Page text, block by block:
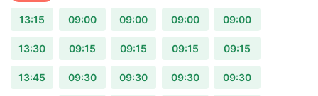
13:15
13:30
13:45
09:00
09:15
09:30
09:00
09:15
09:30
09:00
09:15
09:30
09:00
09:15
09:30